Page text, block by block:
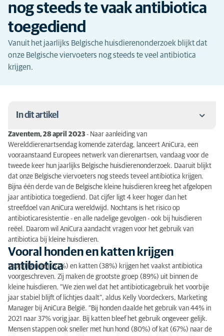
nog steeds te vaak antibiotica
toegediend
Vanuit het jaarlijks Belgische huisdierenonderzoek blijkt dat
onze Belgische viervoeters nog steeds te veel antibiotica
krijgen.
In dit artikel
Vooral honden en katten krijgen antibiotica
Antibioticaresistentie vermijden
Nood aan sensibilisering rond correct gebruik
Over het onderzoek
Zaventem, 28 april 2023 - Naar aanleiding van
Werelddierenartsendag komende zaterdag, lanceert AniCura, een
vooraanstaand Europees netwerk van dierenartsen, vandaag voor de
tweede keer hun jaarlijks Belgische huisdierenonderzoek. Daaruit blijkt
dat onze Belgische viervoeters nog steeds teveel antibiotica krijgen.
Bijna één derde van de Belgische kleine huisdieren kreeg het afgelopen
jaar antibiotica toegediend. Dat cijfer ligt 4 keer hoger dan het
streefdoel van AniCura wereldwijd. Nochtans is het risico op
antibioticaresistentie - en alle nadelige gevolgen - ook bij huisdieren
reëel. Daarom wil AniCura aandacht vragen voor het gebruik van
antibiotica bij kleine huisdieren.
Vooral honden en katten krijgen
antibiotica
Vooral honden (37%) en katten (38%) krijgen het vaakst antibiotica
voorgeschreven. Zij maken de grootste groep (89%) uit binnen de
kleine huisdieren. “We zien wel dat het antibioticagebruik het voorbije
jaar stabiel blijft of lichtjes daalt”, aldus Kelly Voordeckers, Marketing
Manager bij AniCura België. “Bij honden daalde het gebruik van 44% in
2021 naar 37% vorig jaar. Bij katten bleef het gebruik ongeveer gelijk.
Mensen stappen ook sneller met hun hond (80%) of kat (67%) naar de